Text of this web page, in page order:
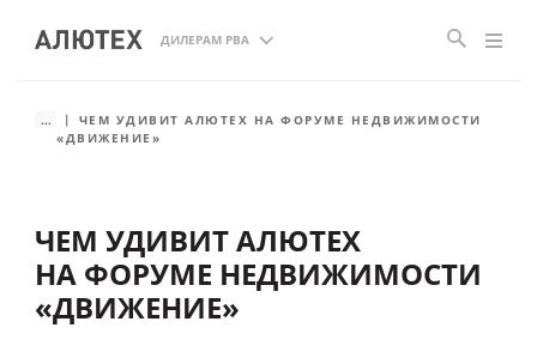
ДИЛЕРАМ РВА
...
ЧЕМ УДИВИТ АЛЮТЕХ НА ФОРУМЕ НЕДВИЖИМОСТИ
«ДВИЖЕНИЕ»
ЧЕМ УДИВИТ АЛЮТЕХ
НА ФОРУМЕ НЕДВИЖИМОСТИ
«ДВИЖЕНИЕ»